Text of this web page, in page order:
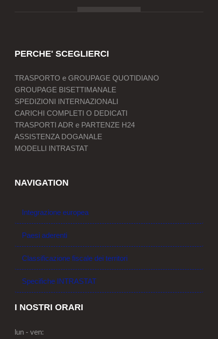
PERCHE' SCEGLIERCI
TRASPORTO e GROUPAGE QUOTIDIANO
GROUPAGE BISETTIMANALE
SPEDIZIONI INTERNAZIONALI
CARICHI COMPLETI O DEDICATI
TRASPORTI ADR e PARTENZE H24
ASSISTENZA DOGANALE
MODELLI INTRASTAT
NAVIGATION
Integrazione europea
Paesi aderenti
Classificazione fiscale dei territori
Specifiche INTRASTAT
I NOSTRI ORARI
lun - ven: